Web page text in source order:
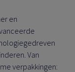
en
Van
verpakkingen: